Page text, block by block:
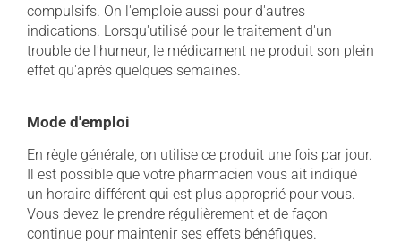
compulsifs. On l'emploie aussi pour d'autres
indications. Lorsqu'utilisé pour le traitement d'un
trouble de l'humeur, le médicament ne produit son plein
effet qu'après quelques semaines.
Mode d'emploi
En règle générale, on utilise ce produit une fois par jour.
Il est possible que votre pharmacien vous ait indiqué
un horaire différent qui est plus approprié pour vous.
Vous devez le prendre régulièrement et de façon
continue pour maintenir ses effets bénéfiques.